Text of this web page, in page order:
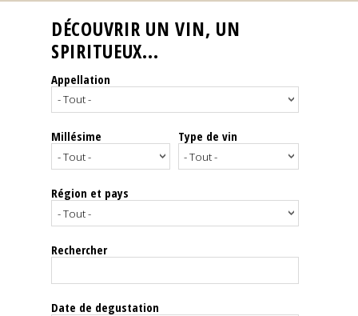
Reportages
Nos
Spiritueux
Notes
dégustation
Le
magazine
DÉCOUVRIR UN VIN, UN
SPIRITUEUX...
Appellation
Millésime Type de vin
Région et pays
Rechercher
Date de degustation